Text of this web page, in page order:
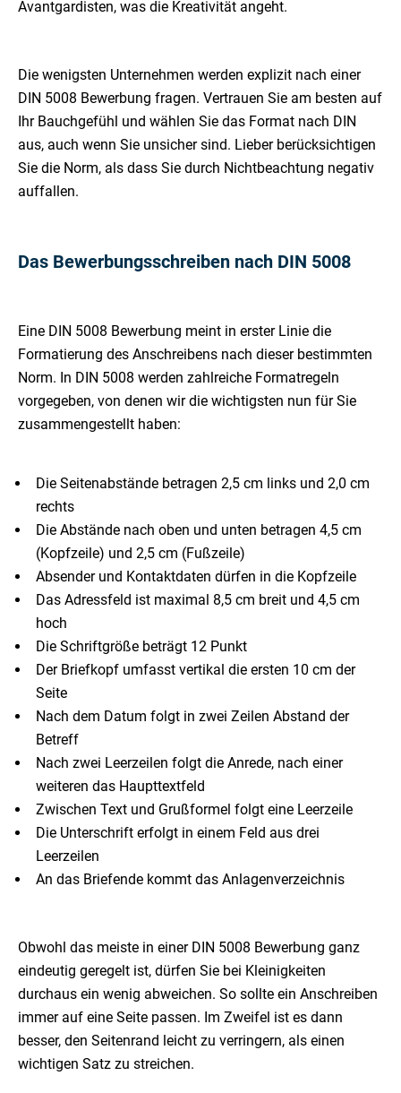
Avantgardisten, was die Kreativität angeht.
Die wenigsten Unternehmen werden explizit nach einer
DIN 5008 Bewerbung fragen. Vertrauen Sie am besten auf
Ihr Bauchgefühl und wählen Sie das Format nach DIN
aus, auch wenn Sie unsicher sind. Lieber berücksichtigen
Sie die Norm, als dass Sie durch Nichtbeachtung negativ
auffallen.
Das Bewerbungsschreiben nach DIN 5008
Eine DIN 5008 Bewerbung meint in erster Linie die
Formatierung des Anschreibens nach dieser bestimmten
Norm. In DIN 5008 werden zahlreiche Formatregeln
vorgegeben, von denen wir die wichtigsten nun für Sie
zusammengestellt haben:
Die Seitenabstände betragen 2,5 cm links und 2,0 cm
rechts
Die Abstände nach oben und unten betragen 4,5 cm
(Kopfzeile) und 2,5 cm (Fußzeile)
Absender und Kontaktdaten dürfen in die Kopfzeile
Das Adressfeld ist maximal 8,5 cm breit und 4,5 cm
hoch
Die Schriftgröße beträgt 12 Punkt
Der Briefkopf umfasst vertikal die ersten 10 cm der
Seite
Nach dem Datum folgt in zwei Zeilen Abstand der
Betreff
Nach zwei Leerzeilen folgt die Anrede, nach einer
weiteren das Haupttextfeld
Zwischen Text und Grußformel folgt eine Leerzeile
Die Unterschrift erfolgt in einem Feld aus drei
Leerzeilen
An das Briefende kommt das Anlagenverzeichnis
Obwohl das meiste in einer DIN 5008 Bewerbung ganz
eindeutig geregelt ist, dürfen Sie bei Kleinigkeiten
durchaus ein wenig abweichen. So sollte ein Anschreiben
immer auf eine Seite passen. Im Zweifel ist es dann
besser, den Seitenrand leicht zu verringern, als einen
wichtigen Satz zu streichen.